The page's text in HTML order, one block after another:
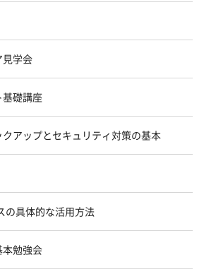
見学会
礎講座
アップとセキュリティ対策の基本
の具体的な活用方法
勉強会